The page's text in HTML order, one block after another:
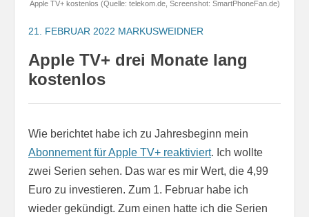
Apple TV+ kostenlos (Quelle: telekom.de, Screenshot: SmartPhoneFan.de)
21. FEBRUAR 2022 MARKUSWEIDNER
Apple TV+ drei Monate lang
kostenlos
Wie berichtet habe ich zu Jahresbeginn mein
Abonnement für Apple TV+ reaktiviert. Ich wollte
zwei Serien sehen. Das war es mir Wert, die 4,99
Euro zu investieren. Zum 1. Februar habe ich
wieder gekündigt. Zum einen hatte ich die Serien